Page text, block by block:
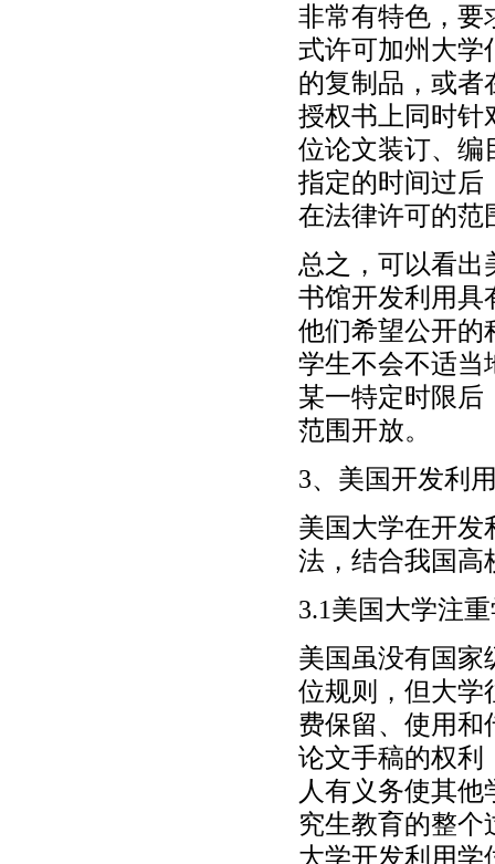
非常有特色，要
式许可加州大学
的复制品，或者
授权书上同时针
位论文装订、编
指定的时间过后
在法律许可的范
总之，可以看出
书馆开发利用具
他们希望公开的
学生不会不适当
某一特定时限后
范围开放。
3、美国开发利
美国大学在开发
法，结合我国高
3.1美国大学注
美国虽没有国家
位规则，但大学
费保留、使用和
论文手稿的权利
人有义务使其
究生教育的整
大学开发利用学